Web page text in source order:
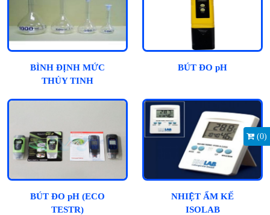
(0)
BÌNH ĐỊNH MỨC
THỦY TINH
BÚT ĐO pH
BÚT ĐO pH (ECO
TESTR)
NHIỆT ẨM KẾ
ISOLAB